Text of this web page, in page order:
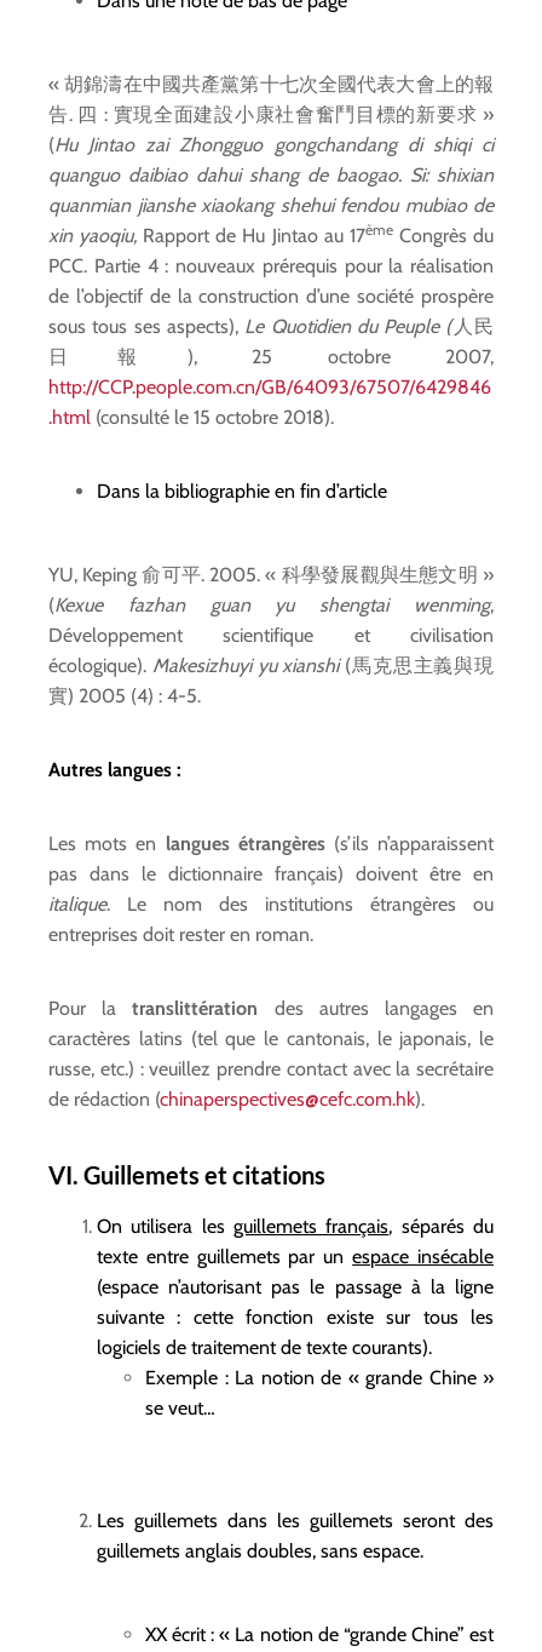
« 胡錦濤在中國共產黨第十七次全國代表大會上的報
告. 四 : 實現全面建設小康社會奮鬥目標的新要求 »
(Hu Jintao zai Zhongguo gongchandang di shiqi ci
quanguo daibiao dahui shang de baogao. Si: shixian
quanmian jianshe xiaokang shehui fendou mubiao de
xin yaoqiu, Rapport de Hu Jintao au 17èmeCongrès du
PCC. Partie 4 : nouveaux prérequis pour la réalisation
de l’objectif de la construction d’une société prospère
sous tous ses aspects), Le Quotidien du Peuple (人民
日報), 25 octobre 2007,
http://CCP.people.com.cn/GB/64093/67507/6429846
.html (consulté le 15 octobre 2018).
Dans la bibliographie en fin d’article
YU, Keping 俞可平. 2005. « 科學發展觀與生態文明 »
(Kexue fazhan guan yu shengtai wenming,
Développement scientifique et civilisation
écologique). Makesizhuyi yu xianshi(馬克思主義與現
實) 2005 (4) : 4-5.
Autres langues :
Les mots en langues étrangères(s’ils n’apparaissent
pas dans le dictionnaire français) doivent être en
italique. Le nom des institutions étrangères ou
entreprises doit rester en roman.
Pour latranslittération des autres langages en
caractères latins (tel que le cantonais, le japonais, le
russe, etc.) : veuillez prendre contact avec la secrétaire
de rédaction (chinaperspectives@cefc.com.hk).
VI. Guillemets et citations
On utilisera les guillemets français, séparés du
texte entre guillemets par unespace insécable
(espace n’autorisant pas le passage à la ligne
suivante : cette fonction existe sur tous les
logiciels de traitement de texte courants).
Exemple : La notion de « grande Chine »
se veut…
Les guillemets dans les guillemets seront des
guillemets anglais doubles, sans espace.
XX écrit : « La notion de “grande Chine” est